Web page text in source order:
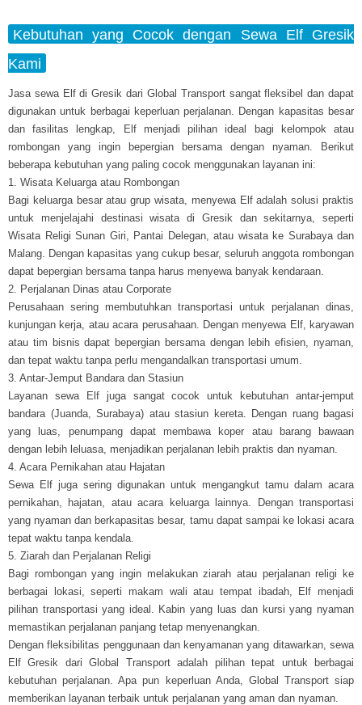
Kebutuhan yang Cocok dengan Sewa Elf Gresik
Kami
Jasa sewa Elf di Gresik dari Global Transport sangat fleksibel dan dapat
digunakan untuk berbagai keperluan perjalanan. Dengan kapasitas besar
dan fasilitas lengkap, Elf menjadi pilihan ideal bagi kelompok atau
rombongan yang ingin bepergian bersama dengan nyaman. Berikut
beberapa kebutuhan yang paling cocok menggunakan layanan ini:
1. Wisata Keluarga atau Rombongan
Bagi keluarga besar atau grup wisata, menyewa Elf adalah solusi praktis
untuk menjelajahi destinasi wisata di Gresik dan sekitarnya, seperti
Wisata Religi Sunan Giri, Pantai Delegan, atau wisata ke Surabaya dan
Malang. Dengan kapasitas yang cukup besar, seluruh anggota rombongan
dapat bepergian bersama tanpa harus menyewa banyak kendaraan.
2. Perjalanan Dinas atau Corporate
Perusahaan sering membutuhkan transportasi untuk perjalanan dinas,
kunjungan kerja, atau acara perusahaan. Dengan menyewa Elf, karyawan
atau tim bisnis dapat bepergian bersama dengan lebih efisien, nyaman,
dan tepat waktu tanpa perlu mengandalkan transportasi umum.
3. Antar-Jemput Bandara dan Stasiun
Layanan sewa Elf juga sangat cocok untuk kebutuhan antar-jemput
bandara (Juanda, Surabaya) atau stasiun kereta. Dengan ruang bagasi
yang luas, penumpang dapat membawa koper atau barang bawaan
dengan lebih leluasa, menjadikan perjalanan lebih praktis dan nyaman.
4. Acara Pernikahan atau Hajatan
Sewa Elf juga sering digunakan untuk mengangkut tamu dalam acara
pernikahan, hajatan, atau acara keluarga lainnya. Dengan transportasi
yang nyaman dan berkapasitas besar, tamu dapat sampai ke lokasi acara
tepat waktu tanpa kendala.
5. Ziarah dan Perjalanan Religi
Bagi rombongan yang ingin melakukan ziarah atau perjalanan religi ke
berbagai lokasi, seperti makam wali atau tempat ibadah, Elf menjadi
pilihan transportasi yang ideal. Kabin yang luas dan kursi yang nyaman
memastikan perjalanan panjang tetap menyenangkan.
Dengan fleksibilitas penggunaan dan kenyamanan yang ditawarkan, sewa
Elf Gresik dari Global Transport adalah pilihan tepat untuk berbagai
kebutuhan perjalanan. Apa pun keperluan Anda, Global Transport siap
memberikan layanan terbaik untuk perjalanan yang aman dan nyaman.